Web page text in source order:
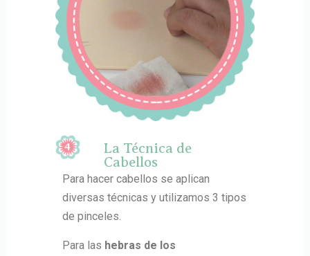
La Técnica de
Cabellos
Para hacer cabellos se aplican
diversas técnicas y utilizamos 3 tipos
de pinceles.
Para las hebras de los